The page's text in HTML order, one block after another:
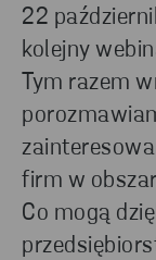
22
kolejny
Tym razem
firm w
Co mogą